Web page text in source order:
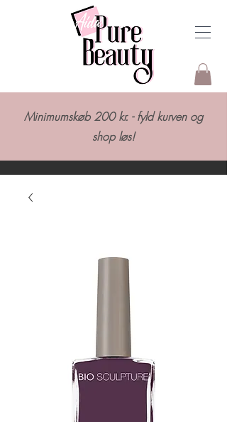
Minimumskøb 200 kr. - fyld kurven og
shop løs!